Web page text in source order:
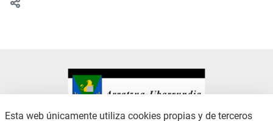
Esta web únicamente utiliza cookies propias y de terceros